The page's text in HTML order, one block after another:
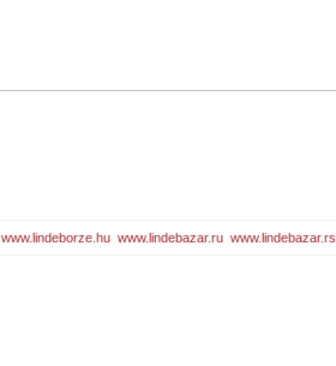
www.lindeborze.hu www.lindebazar.ru www.lindebazar.rs